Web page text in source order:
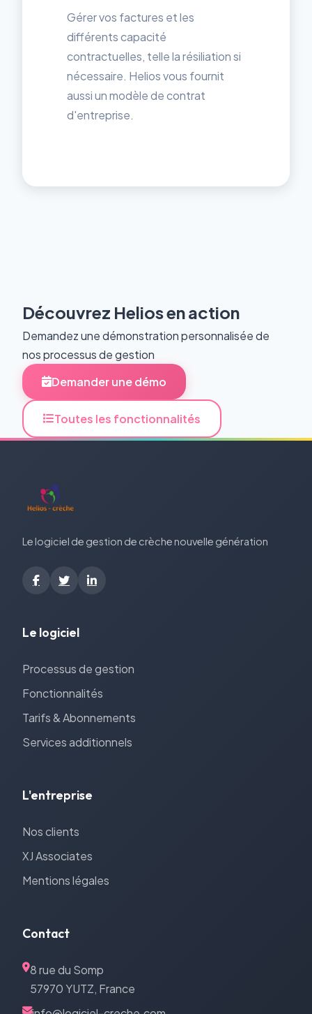
Gérer vos factures et les
différents capacité
contractuelles, telle la résiliation si
nécessaire. Helios vous fournit
aussi un modèle de contrat
d'entreprise.
Découvrez Helios en action
Demandez une démonstration personnalisée de
nos processus de gestion
Demander une démo
Toutes les fonctionnalités
Le logiciel de gestion de crèche nouvelle génération
Le logiciel
Processus de gestion
Fonctionnalités
Tarifs & Abonnements
Services additionnels
L'entreprise
Nos clients
XJ Associates
Mentions légales
Contact
8 rue du Somp
57970 YUTZ, France